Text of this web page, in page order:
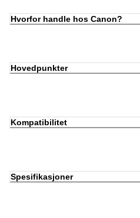
Hvorfor handle hos Canon?
Hovedpunkter
Kompatibilitet
Spesifikasjoner